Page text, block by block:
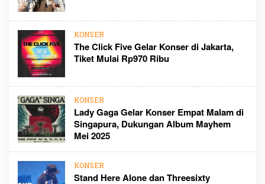
KONSER
The Click Five Gelar Konser di Jakarta,
Tiket Mulai Rp970 Ribu
KONSER
Lady Gaga Gelar Konser Empat Malam di
Singapura, Dukungan Album Mayhem
Mei 2025
KONSER
Stand Here Alone dan Threesixty